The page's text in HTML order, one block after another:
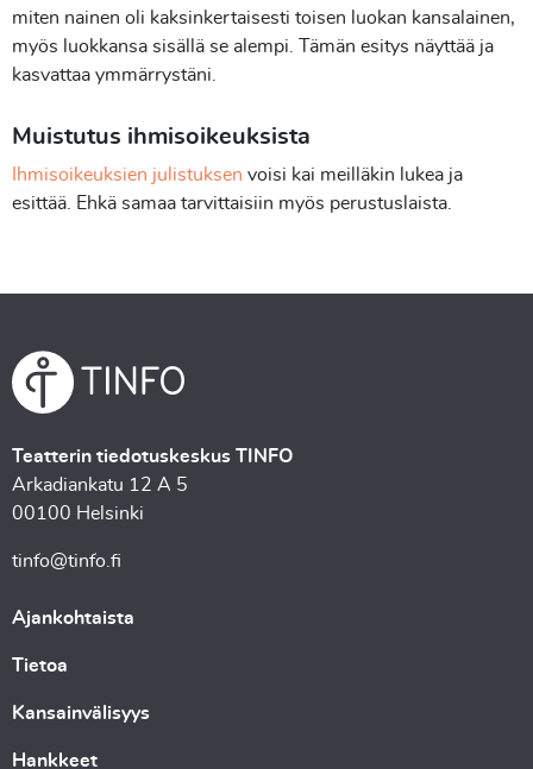
miten nainen oli kaksinkertaisesti toisen luokan kansalainen,
myös luokkansa sisällä se alempi. Tämän esitys näyttää ja
kasvattaa ymmärrystäni.
Muistutus ihmisoikeuksista
Ihmisoikeuksien julistuksen voisi kai meilläkin lukea ja
esittää. Ehkä samaa tarvittaisiin myös perustuslaista.
Teatterin tiedotuskeskus TINFO
Arkadiankatu 12 A 5
00100 Helsinki
tinfo@tinfo.fi
Ajankohtaista
Tietoa
Kansainvälisyys
Hankkeet